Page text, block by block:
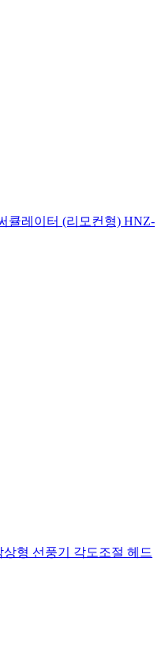
큘레이터 (리모컨형) HNZ-
형 선풍기 각도조절 헤드